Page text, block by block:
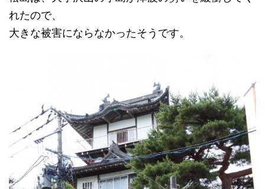
れたので、
大きな被害にならなかったそうです。